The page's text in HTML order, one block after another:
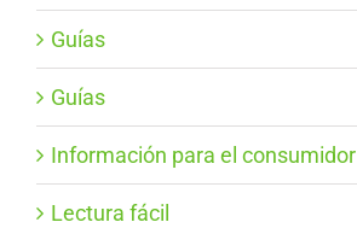
Guías
Guías
Información para el consumidor
Lectura fácil